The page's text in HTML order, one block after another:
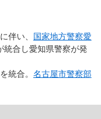
伴い、 国家地方警察愛
統合し愛知県警察が発
統合。 名古屋市警察部